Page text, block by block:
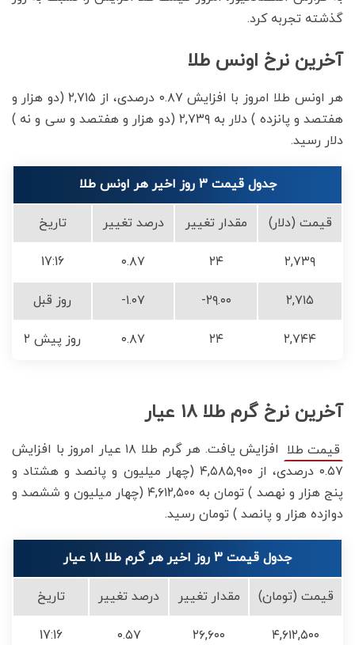
گذشته تجربه کرد.
آخرین نرخ اونس طلا
هر اونس طلا امروز با افزایش ۰.۸۷ درصدی، از ۲,۷۱۵ (دو هزار و
هفتصد و پانزده ) دلار به ۲,۷۳۹ (دو هزار و هفتصد و سی و نه )
دلار رسید.
جدول قیمت 3 روز اخیر هر اونس طلا
قیمت (دلار) مقدار تغییر درصد تغییر تاریخ
۲,۷۳۹ ۲۴ ۰.۸۷ 17:16
۲,۷۱۵ -۲۹.۰۰ -۱.۰۷ روز قبل
۲,۷۴۴ ۲۴ ۰.۸۷ ۲ روز پیش
آخرین نرخ گرم طلا ۱۸ عیار
قیمت طلا
افزایش یافت. هر گرم طلا ۱۸ عیار امروز با افزایش
۰.۵۷ درصدی، از ۴,۵۸۵,۹۰۰ (چهار میلیون و پانصد و هشتاد و
پنج هزار و نهصد ) تومان به ۴,۶۱۲,۵۰۰ (چهار میلیون و ششصد و
دوازده هزار و پانصد ) تومان رسید.
جدول قیمت 3 روز اخیر هر گرم طلا ۱۸ عیار
قیمت (تومان) مقدار تغییر درصد تغییر تاریخ
۴,۶۱۲,۵۰۰ ۲۶,۶۰۰ ۰.۵۷ 17:16